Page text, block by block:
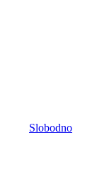
Slobodno